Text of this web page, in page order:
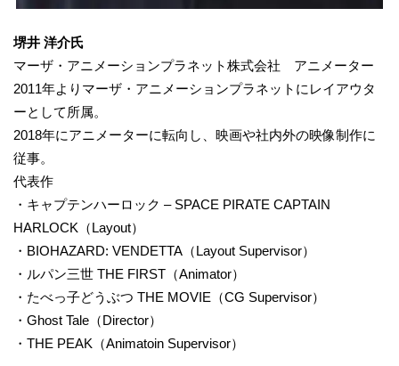
堺井 洋介氏
マーザ・アニメーションプラネット株式会社 アニメーター
2011年よりマーザ・アニメーションプラネットにレイアウタ
ーとして所属。
2018年にアニメーターに転向し、映画や社内外の映像制作に
従事。
代表作
・キャプテンハーロック – SPACE PIRATE CAPTAIN
HARLOCK（Layout）
・BIOHAZARD: VENDETTA（Layout Supervisor）
・ルパン三世 THE FIRST（Animator）
・たべっ子どうぶつ THE MOVIE（CG Supervisor）
・Ghost Tale（Director）
・THE PEAK（Animatoin Supervisor）